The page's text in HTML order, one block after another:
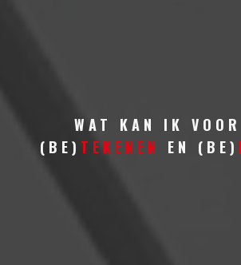
WAT KAN IK
(BE) TEKENEN EN (BE)